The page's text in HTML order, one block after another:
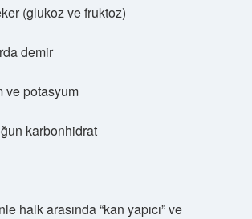
(glukoz ve fruktoz)
demir
ve potasyum
karbonhidrat
halk arasında “kan yapıcı” ve